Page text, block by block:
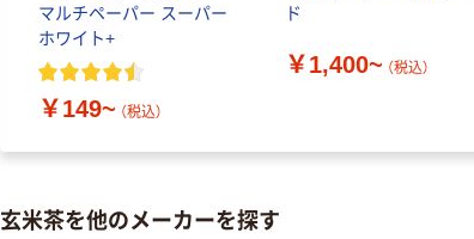
マルチペーパー スーパー
ホワイト+
￥149~ （税込）
ド
￥1,400~ （税込）
玄米茶を他のメーカーを探す